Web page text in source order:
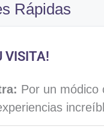
Rápidas
VISITA!
Por un módico